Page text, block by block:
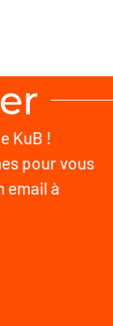
KuB !
pour vous
email à